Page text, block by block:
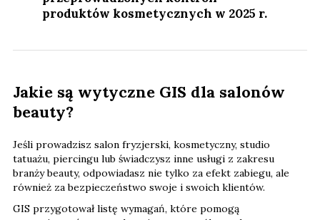
produktów kosmetycznych w 2025 r.
Jakie są wytyczne GIS dla salonów
beauty?
Jeśli prowadzisz salon fryzjerski, kosmetyczny, studio
tatuażu, piercingu lub świadczysz inne usługi z zakresu
branży beauty, odpowiadasz nie tylko za efekt zabiegu, ale
również za bezpieczeństwo swoje i swoich klientów.
GIS przygotował listę wymagań, które pomogą